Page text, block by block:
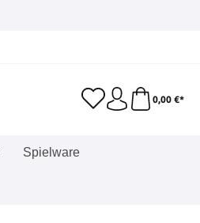
0,00 €*
Spielware